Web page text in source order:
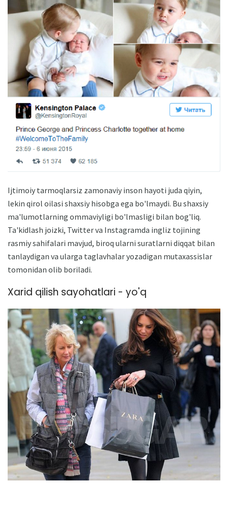
Ijtimoiy tarmoqlarsiz zamonaviy inson hayoti juda qiyin,
lekin qirol oilasi shaxsiy hisobga ega bo'lmaydi. Bu shaxsiy
ma'lumotlarning ommaviyligi bo'lmasligi bilan bog'liq.
Ta'kidlash joizki, Twitter va Instagramda ingliz tojining
rasmiy sahifalari mavjud, biroq ularni suratlarni diqqat bilan
tanlaydigan va ularga taglavhalar yozadigan mutaxassislar
tomonidan olib boriladi.
Xarid qilish sayohatlari - yo'q